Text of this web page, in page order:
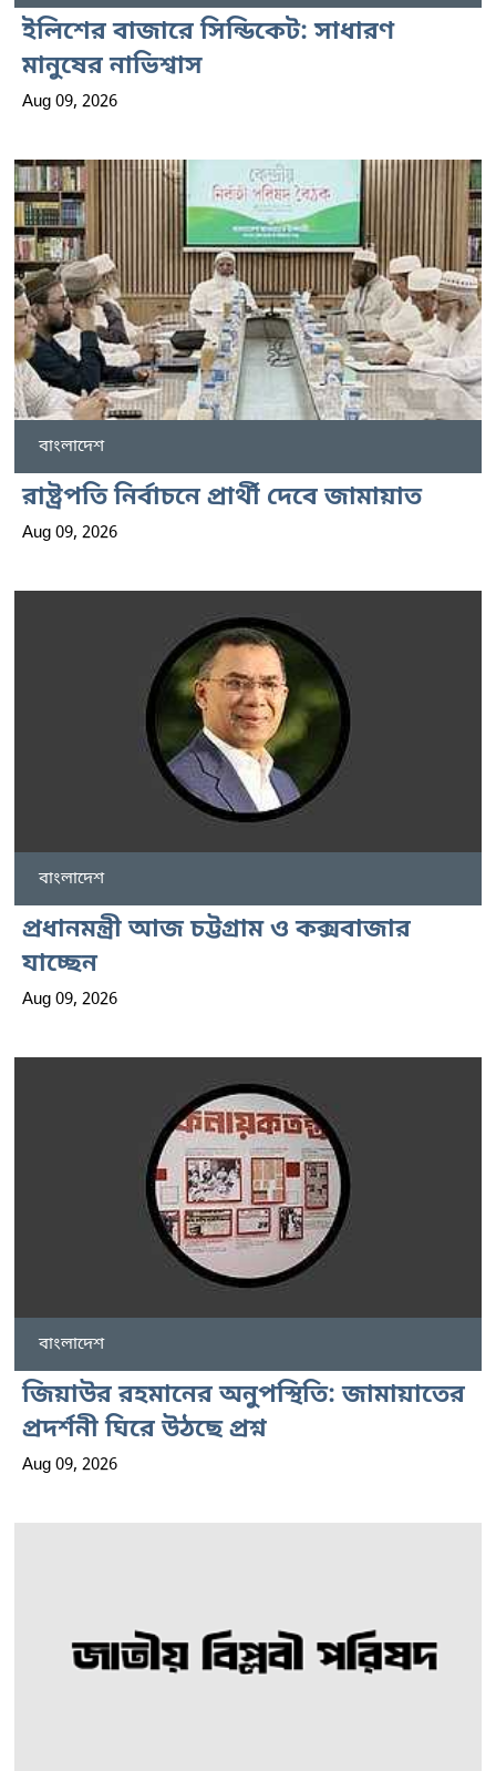
ইলিশের বাজারে সিন্ডিকেট: সাধারণ
মানুষের নাভিশ্বাস
Aug 09, 2026
বাংলাদেশ
রাষ্ট্রপতি নির্বাচনে প্রার্থী দেবে জামায়াত
Aug 09, 2026
বাংলাদেশ
প্রধানমন্ত্রী আজ চট্টগ্রাম ও কক্সবাজার
যাচ্ছেন
Aug 09, 2026
বাংলাদেশ
জিয়াউর রহমানের অনুপস্থিতি: জামায়াতের
প্রদর্শনী ঘিরে উঠছে প্রশ্ন
Aug 09, 2026